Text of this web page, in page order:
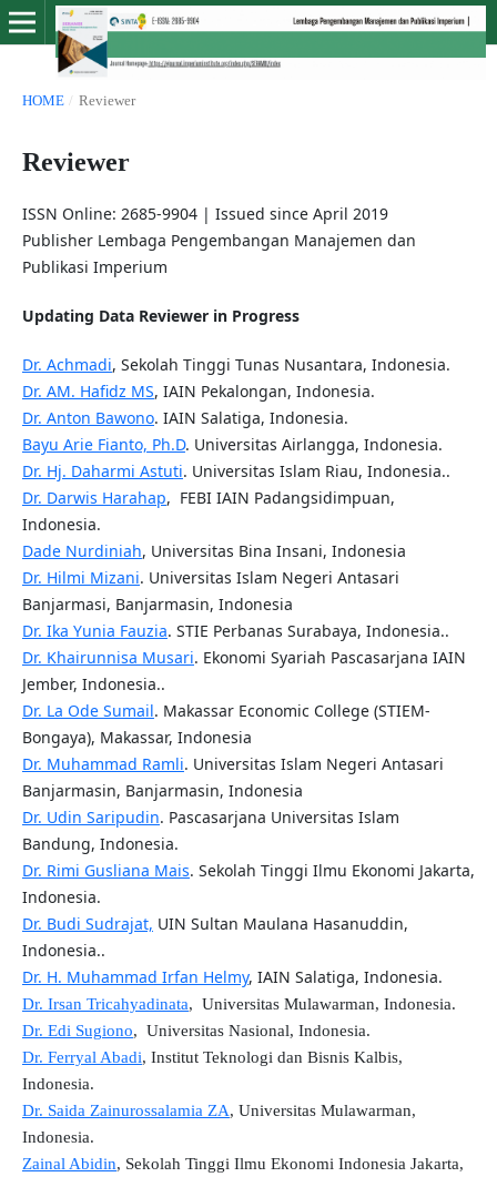
HOME / Reviewer
Reviewer
ISSN Online: 2685-9904 | Issued since April 2019
Publisher Lembaga Pengembangan Manajemen dan
Publikasi Imperium
Updating Data Reviewer in Progress
Dr. Achmadi, Sekolah Tinggi Tunas Nusantara, Indonesia.
Dr. AM. Hafidz MS, IAIN Pekalongan, Indonesia.
Dr. Anton Bawono. IAIN Salatiga, Indonesia.
Bayu Arie Fianto, Ph.D. Universitas Airlangga, Indonesia.
Dr. Hj. Daharmi Astuti. Universitas Islam Riau, Indonesia..
Dr. Darwis Harahap, FEBI IAIN Padangsidimpuan,
Indonesia.
Dade Nurdiniah, Universitas Bina Insani, Indonesia
Dr. Hilmi Mizani. Universitas Islam Negeri Antasari
Banjarmasi, Banjarmasin, Indonesia
Dr. Ika Yunia Fauzia. STIE Perbanas Surabaya, Indonesia..
Dr. Khairunnisa Musari. Ekonomi Syariah Pascasarjana IAIN
Jember, Indonesia..
Dr. La Ode Sumail. Makassar Economic College (STIEM-
Bongaya), Makassar, Indonesia
Dr. Muhammad Ramli. Universitas Islam Negeri Antasari
Banjarmasin, Banjarmasin, Indonesia
Dr. Udin Saripudin. Pascasarjana Universitas Islam
Bandung, Indonesia.
Dr. Rimi Gusliana Mais. Sekolah Tinggi Ilmu Ekonomi Jakarta,
Indonesia.
Dr. Budi Sudrajat, UIN Sultan Maulana Hasanuddin,
Indonesia..
Dr. H. Muhammad Irfan Helmy, IAIN Salatiga, Indonesia.
Dr. Irsan Tricahyadinata, Universitas Mulawarman, Indonesia.
Dr. Edi Sugiono, Universitas Nasional, Indonesia.
Dr. Ferryal Abadi, Institut Teknologi dan Bisnis Kalbis,
Indonesia.
Dr. Saida Zainurossalamia ZA, Universitas Mulawarman,
Indonesia.
Zainal Abidin, Sekolah Tinggi Ilmu Ekonomi Indonesia Jakarta,